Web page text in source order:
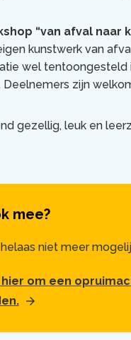
“van afval naar
kunstwerk van
wel tentoongesteld
zijn
gezellig, leuk en
mee?
niet meer
om een